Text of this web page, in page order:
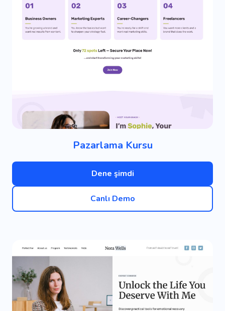
Pazarlama Kursu
Dene şimdi
Canlı Demo